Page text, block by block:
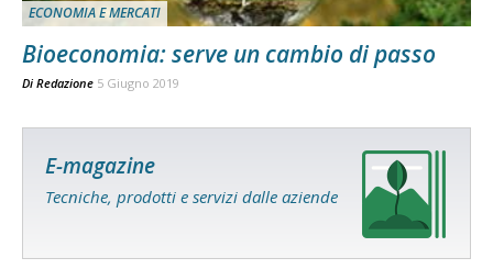
ECONOMIA E MERCATI
Bioeconomia: serve un cambio di passo
Di Redazione 5 Giugno 2019
E-magazine
Tecniche, prodotti e servizi dalle aziende